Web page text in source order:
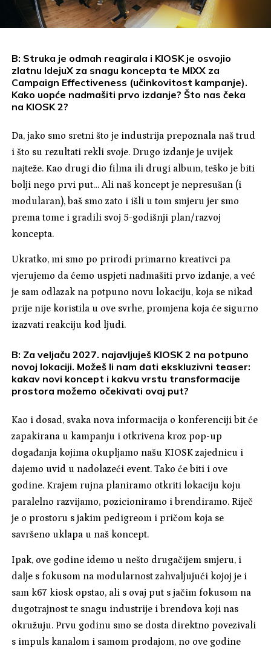
B: Struka je odmah reagirala i KIOSK je osvojio
zlatnu IdejuX za snagu koncepta te MIXX za
Campaign Effectiveness (učinkovitost kampanje).
Kako uopće nadmašiti prvo izdanje? Što nas čeka
na KIOSK 2?
Da, jako smo sretni što je industrija prepoznala naš trud
i što su rezultati rekli svoje. Drugo izdanje je uvijek
najteže. Kao drugi dio filma ili drugi album, teško je biti
bolji nego prvi put… Ali naš koncept je nepresušan (i
modularan), baš smo zato i išli u tom smjeru jer smo
prema tome i gradili svoj 5-godišnji plan/razvoj
koncepta.
Ukratko, mi smo po prirodi primarno kreativci pa
vjerujemo da ćemo uspjeti nadmašiti prvo izdanje, a već
je sam odlazak na potpuno novu lokaciju, koja se nikad
prije nije koristila u ove svrhe, promjena koja će sigurno
izazvati reakciju kod ljudi.
B: Za veljaču 2027. najavljuješ KIOSK 2 na potpuno
novoj lokaciji. Možeš li nam dati ekskluzivni teaser:
kakav novi koncept i kakvu vrstu transformacije
prostora možemo očekivati ovaj put?
Kao i dosad, svaka nova informacija o konferenciji bit će
zapakirana u kampanju i otkrivena kroz pop-up
događanja kojima okupljamo našu KIOSK zajednicu i
dajemo uvid u nadolazeći event. Tako će biti i ove
godine. Krajem rujna planiramo otkriti lokaciju koju
paralelno razvijamo, pozicioniramo i brendiramo. Riječ
je o prostoru s jakim pedigreom i pričom koja se
savršeno uklapa u naš koncept.
Ipak, ove godine idemo u nešto drugačijem smjeru, i
dalje s fokusom na modularnost zahvaljujući kojoj je i
sam k67 kiosk opstao, ali s ovaj put s jačim fokusom na
dugotrajnost te snagu industrije i brendova koji nas
okružuju. Prvu godinu smo se dosta direktno povezivali
s impuls kanalom i samom prodajom, no ove godine